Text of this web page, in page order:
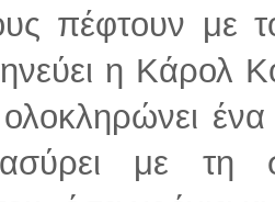
πέφτουν
η Κάρολ
με τη